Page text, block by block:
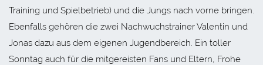
Training und Spielbetrieb) und die Jungs nach vorne bringen.
Ebenfalls gehören die zwei Nachwuchstrainer Valentin und
Jonas dazu aus dem eigenen Jugendbereich. Ein toller
Sonntag auch für die mitgereisten Fans und Eltern, Frohe